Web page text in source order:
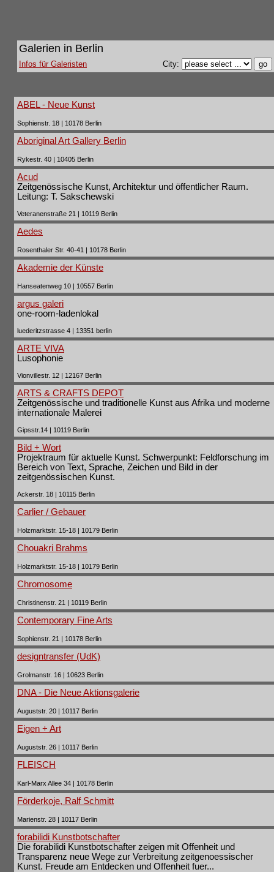
Galerien in Berlin
Infos für Galeristen City:
ABEL - Neue Kunst
Sophienstr. 18 | 10178 Berlin
Aboriginal Art Gallery Berlin
Rykestr. 40 | 10405 Berlin
Acud
Zeitgenössische Kunst, Architektur und öffentlicher Raum.
Leitung: T. Sakschewski
Veteranenstraße 21 | 10119 Berlin
Aedes
Rosenthaler Str. 40-41 | 10178 Berlin
Akademie der Künste
Hanseatenweg 10 | 10557 Berlin
argus galeri
one-room-ladenlokal
luederitzstrasse 4 | 13351 berlin
ARTE VIVA
Lusophonie
Vionvillestr. 12 | 12167 Berlin
ARTS & CRAFTS DEPOT
Zeitgenössische und traditionelle Kunst aus Afrika und moderne
internationale Malerei
Gipsstr.14 | 10119 Berlin
Bild + Wort
Projektraum für aktuelle Kunst. Schwerpunkt: Feldforschung im
Bereich von Text, Sprache, Zeichen und Bild in der
zeitgenössischen Kunst.
Ackerstr. 18 | 10115 Berlin
Carlier / Gebauer
Holzmarktstr. 15-18 | 10179 Berlin
Chouakri Brahms
Holzmarktstr. 15-18 | 10179 Berlin
Chromosome
Christinenstr. 21 | 10119 Berlin
Contemporary Fine Arts
Sophienstr. 21 | 10178 Berlin
designtransfer (UdK)
Grolmanstr. 16 | 10623 Berlin
DNA - Die Neue Aktionsgalerie
Auguststr. 20 | 10117 Berlin
Eigen + Art
Auguststr. 26 | 10117 Berlin
FLEISCH
Karl-Marx Allee 34 | 10178 Berlin
Förderkoje, Ralf Schmitt
Marienstr. 28 | 10117 Berlin
forabilidi Kunstbotschafter
Die forabilidi Kunstbotschafter zeigen mit Offenheit und
Transparenz neue Wege zur Verbreitung zeitgenoessischer
Kunst. Freude am Entdecken und Offenheit fuer...